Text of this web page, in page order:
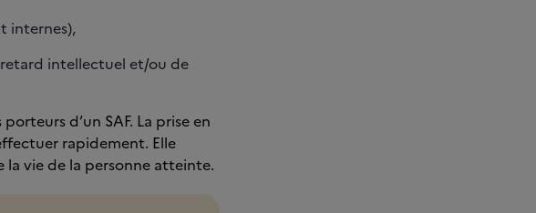
internes),
retard intellectuel et/ou de
d’un SAF. La prise en
rapidement. Elle
la vie de la personne atteinte.